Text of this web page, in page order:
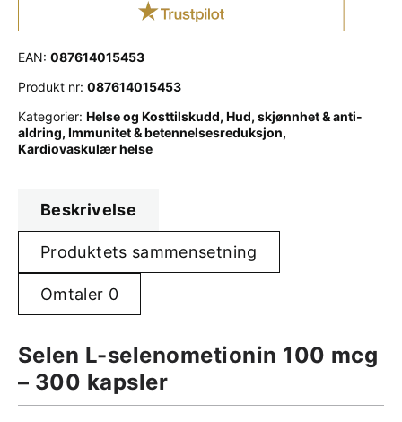
EAN: 087614015453
Produkt nr: 087614015453
Kategorier: Helse og Kosttilskudd, Hud, skjønnhet & anti-
aldring, Immunitet & betennelsesreduksjon,
Kardiovaskulær helse
Beskrivelse
Produktets sammensetning
Omtaler 0
Selen L-selenometionin 100 mcg
– 300 kapsler